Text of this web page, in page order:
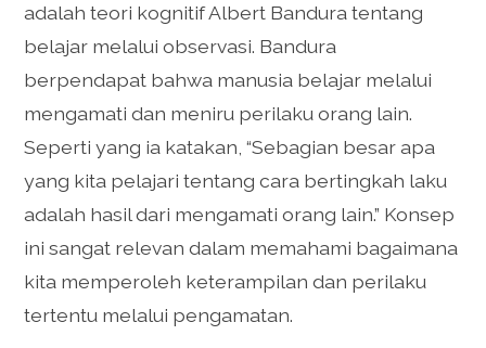
adalah teori kognitif Albert Bandura tentang
belajar melalui observasi. Bandura
berpendapat bahwa manusia belajar melalui
mengamati dan meniru perilaku orang lain.
Seperti yang ia katakan, “Sebagian besar apa
yang kita pelajari tentang cara bertingkah laku
adalah hasil dari mengamati orang lain.” Konsep
ini sangat relevan dalam memahami bagaimana
kita memperoleh keterampilan dan perilaku
tertentu melalui pengamatan.